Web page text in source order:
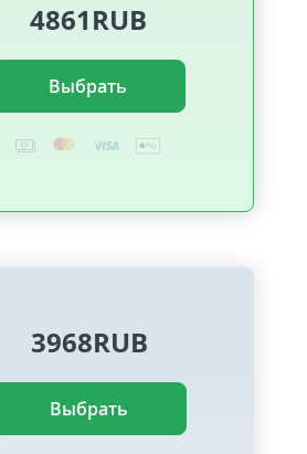
4861RUB
Выбрать
3968RUB
Выбрать